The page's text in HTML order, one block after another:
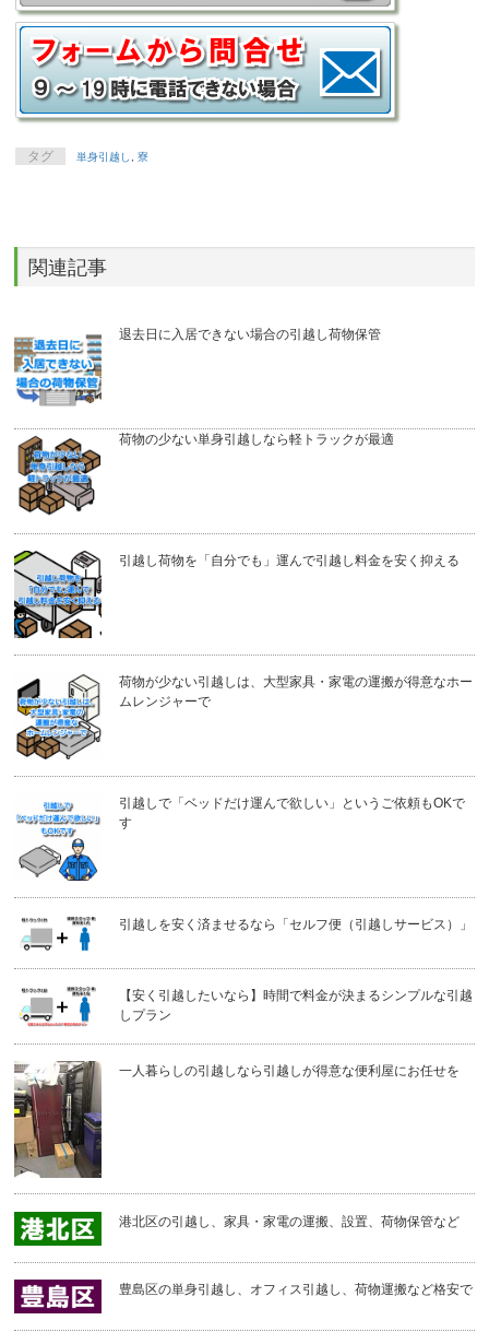
タグ 単身引越し ,寮
関連記事
退去日に入居できない場合の引越し荷物保管
荷物の少ない単身引越しなら軽トラックが最適
引越し荷物を「自分でも」運んで引越し料金を安く抑える
荷物が少ない引越しは、大型家具・家電の運搬が得意なホー
ムレンジャーで
引越しで「ベッドだけ運んで欲しい」というご依頼もOKで
す
引越しを安く済ませるなら「セルフ便（引越しサービス）」
【安く引越したいなら】時間で料金が決まるシンプルな引越
しプラン
一人暮らしの引越しなら引越しが得意な便利屋にお任せを
港北区の引越し、家具・家電の運搬、設置、荷物保管など
豊島区の単身引越し、オフィス引越し、荷物運搬など格安で